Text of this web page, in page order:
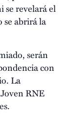
se revelará el
se abrirá la
serán
con
La
RNE